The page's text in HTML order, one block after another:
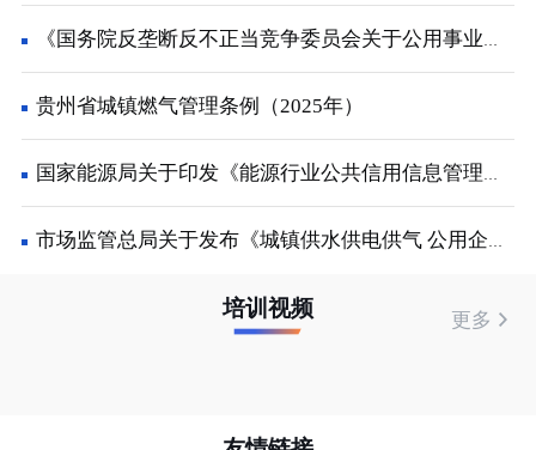
《国务院反垄断反不正当竞争委员会关于公用事业领域的反垄断指南》解读
贵州省城镇燃气管理条例（2025年）
国家能源局关于印发《能源行业公共信用信息管理办法的通知
市场监管总局关于发布《城镇供水供电供气 公用企业价格行为合规指南》的公告
培训视频 更多